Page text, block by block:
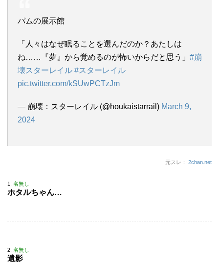
パムの展示館
「人々はなぜ眠ることを選んだのか？あたしは
ね……『夢』から覚めるのが怖いからだと思う」 #崩
壊スターレイル #スターレイル
pic.twitter.com/kSUwPCTzJm
— 崩壊：スターレイル (@houkaistarrail) March 9,
2024
元スレ： 2chan.net
1: 名無し
ホタルちゃん…
2: 名無し
遺影